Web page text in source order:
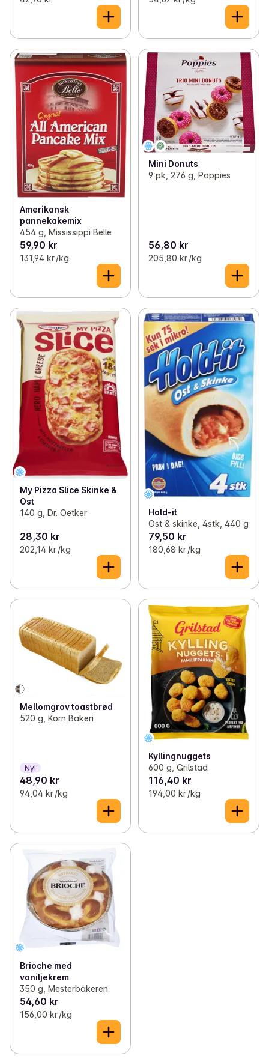
Amerikansk
pannekakemix
454 g, Mississippi Belle
59,90 kr
131,94 kr /kg
Mini Donuts
9 pk, 276 g, Poppies
56,80 kr
205,80 kr /kg
My Pizza Slice Skinke &
Ost
140 g, Dr. Oetker
28,30 kr
202,14 kr /kg
Hold-it
Ost & skinke, 4stk, 440 g
79,50 kr
180,68 kr /kg
Mellomgrov toastbrød
520 g, Korn Bakeri
Ny!
48,90 kr
94,04 kr /kg
Kyllingnuggets
600 g, Grilstad
116,40 kr
194,00 kr /kg
Brioche med
vaniljekrem
350 g, Mesterbakeren
54,60 kr
156,00 kr /kg